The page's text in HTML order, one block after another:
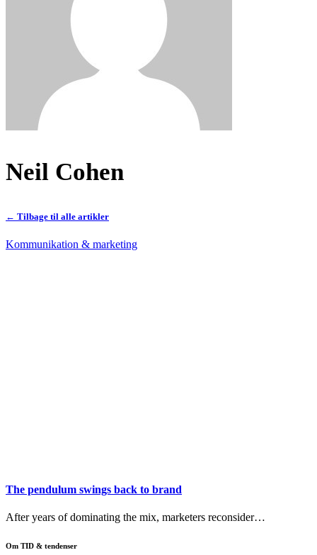
Neil Cohen
← Tilbage til alle artikler
Kommunikation & marketing
The pendulum swings back to brand
After years of dominating the mix, marketers reconsider…
Om TID & tendenser